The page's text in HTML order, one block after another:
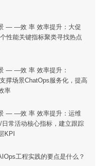
— —效 率 效率提升：大促
性能关键指标聚类寻找热点
— —效 率 效率提升：
撑场景ChatOps服务化，提高
率
— —效 率 效率提升：运维
常活动核心指标，建立跟踪
KPI
工程实践的要点是什么？